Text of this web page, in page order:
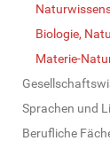
Biologie,
Materie-
Sprachen und
Berufliche